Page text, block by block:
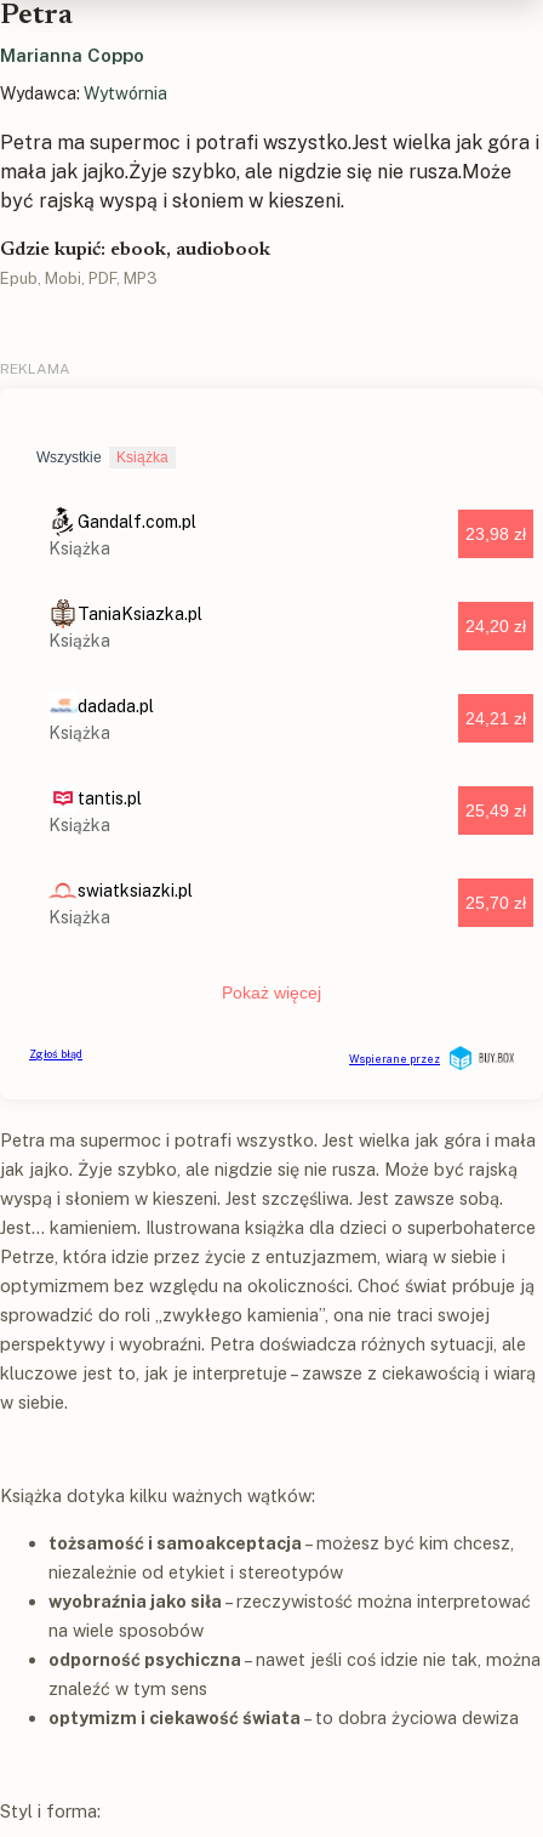
Petra
Marianna Coppo
Wydawca: Wytwórnia
Petra ma supermoc i potrafi wszystko.Jest wielka jak góra i
mała jak jajko.Żyje szybko, ale nigdzie się nie rusza.Może
być rajską wyspą i słoniem w kieszeni.
Gdzie kupić: ebook, audiobook
Epub, Mobi, PDF, MP3
Petra ma supermoc i potrafi wszystko. Jest wielka jak góra i mała
jak jajko. Żyje szybko, ale nigdzie się nie rusza. Może być rajską
wyspą i słoniem w kieszeni. Jest szczęśliwa. Jest zawsze sobą.
Jest… kamieniem. Ilustrowana książka dla dzieci o superbohaterce
Petrze, która idzie przez życie z entuzjazmem, wiarą w siebie i
optymizmem bez względu na okoliczności. Choć świat próbuje ją
sprowadzić do roli „zwykłego kamienia”, ona nie traci swojej
perspektywy i wyobraźni. Petra doświadcza różnych sytuacji, ale
kluczowe jest to, jak je interpretuje – zawsze z ciekawością i wiarą
w siebie.
Książka dotyka kilku ważnych wątków:
tożsamość i samoakceptacja – możesz być kim chcesz,
niezależnie od etykiet i stereotypów
wyobraźnia jako siła – rzeczywistość można interpretować
na wiele sposobów
odporność psychiczna – nawet jeśli coś idzie nie tak, można
znaleźć w tym sens
optymizm i ciekawość świata – to dobra życiowa dewiza
Styl i forma: